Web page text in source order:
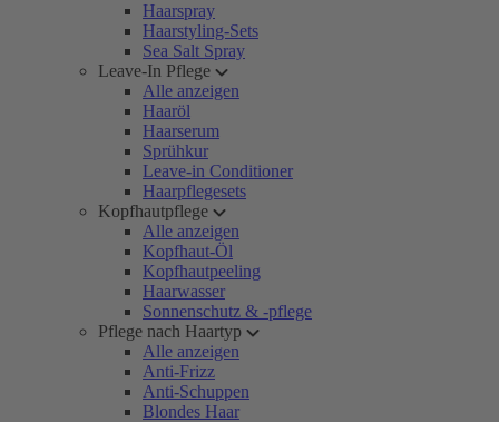
Haarspray
Haarstyling-Sets
Sea Salt Spray
Leave-In Pflege
Alle anzeigen
Haaröl
Haarserum
Sprühkur
Leave-in Conditioner
Haarpflegesets
Kopfhautpflege
Alle anzeigen
Kopfhaut-Öl
Kopfhautpeeling
Haarwasser
Sonnenschutz & -pflege
Pflege nach Haartyp
Alle anzeigen
Anti-Frizz
Anti-Schuppen
Blondes Haar